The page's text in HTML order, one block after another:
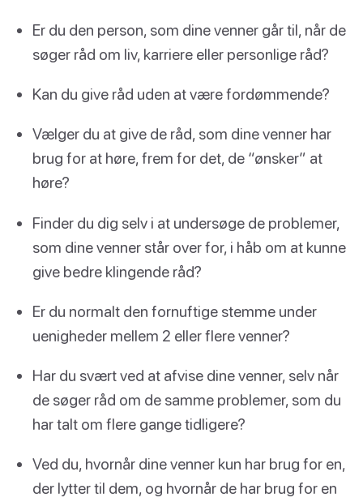
Er du den person, som dine venner går til, når de
søger råd om liv, karriere eller personlige råd?
Kan du give råd uden at være fordømmende?
Vælger du at give de råd, som dine venner har
brug for at høre, frem for det, de “ønsker” at
høre?
Finder du dig selv i at undersøge de problemer,
som dine venner står over for, i håb om at kunne
give bedre klingende råd?
Er du normalt den fornuftige stemme under
uenigheder mellem 2 eller flere venner?
Har du svært ved at afvise dine venner, selv når
de søger råd om de samme problemer, som du
har talt om flere gange tidligere?
Ved du, hvornår dine venner kun har brug for en,
der lytter til dem, og hvornår de har brug for en